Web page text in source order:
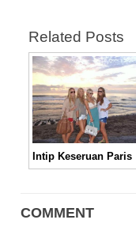
Related Posts
COMMENT